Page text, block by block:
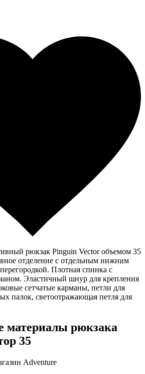
рюкзак Pinguin Vector объемом 35
отделение с отдельным нижним
Плотная спинка с
Эластичный шнур для крепления
сетчатые карманы, петли для
палок, светоотражающая петля для
материалы рюкзака
35